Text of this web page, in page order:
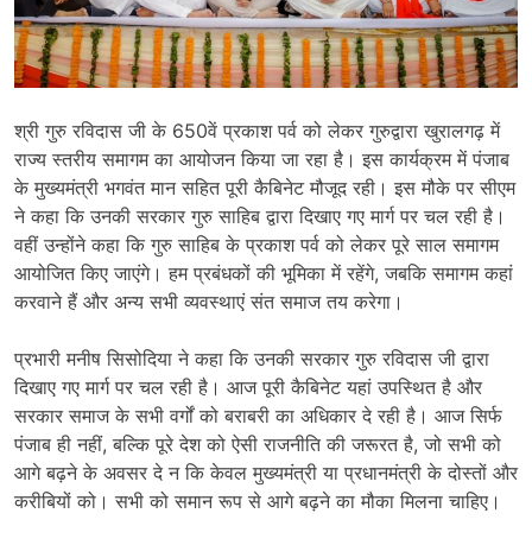
श्री गुरु रविदास जी के 650वें प्रकाश पर्व को लेकर गुरुद्वारा खुरालगढ़ में
राज्य स्तरीय समागम का आयोजन किया जा रहा है। इस कार्यक्रम में पंजाब
के मुख्यमंत्री भगवंत मान सहित पूरी कैबिनेट मौजूद रही। इस मौके पर सीएम
ने कहा कि उनकी सरकार गुरु साहिब द्वारा दिखाए गए मार्ग पर चल रही है।
वहीं उन्होंने कहा कि गुरु साहिब के प्रकाश पर्व को लेकर पूरे साल समागम
आयोजित किए जाएंगे। हम प्रबंधकों की भूमिका में रहेंगे, जबकि समागम कहां
करवाने हैं और अन्य सभी व्यवस्थाएं संत समाज तय करेगा।
प्रभारी मनीष सिसोदिया ने कहा कि उनकी सरकार गुरु रविदास जी द्वारा
दिखाए गए मार्ग पर चल रही है। आज पूरी कैबिनेट यहां उपस्थित है और
सरकार समाज के सभी वर्गों को बराबरी का अधिकार दे रही है। आज सिर्फ
पंजाब ही नहीं, बल्कि पूरे देश को ऐसी राजनीति की जरूरत है, जो सभी को
आगे बढ़ने के अवसर दे न कि केवल मुख्यमंत्री या प्रधानमंत्री के दोस्तों और
करीबियों को। सभी को समान रूप से आगे बढ़ने का मौका मिलना चाहिए।